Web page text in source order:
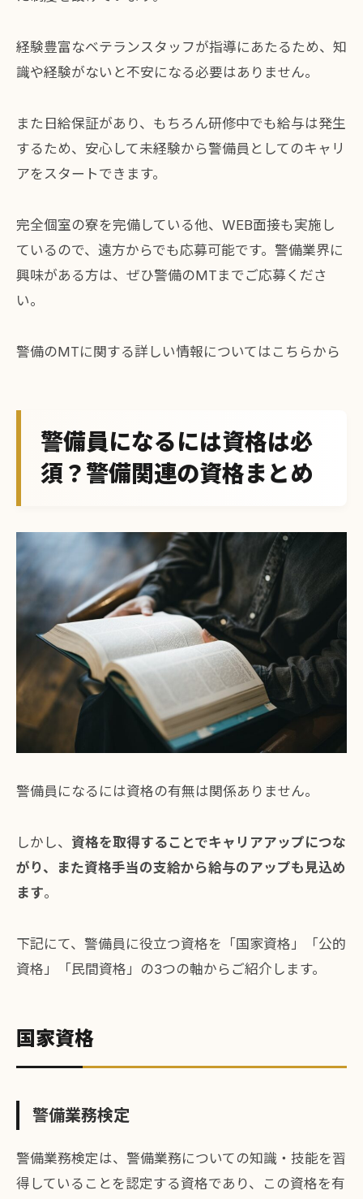
経験豊富なベテランスタッフが指導にあたるため、知
識や経験がないと不安になる必要はありません。
また日給保証があり、もちろん研修中でも給与は発生
するため、安心して未経験から警備員としてのキャリ
アをスタートできます。
完全個室の寮を完備している他、WEB面接も実施し
ているので、遠方からでも応募可能です。警備業界に
興味がある方は、ぜひ警備のMTまでご応募くださ
い。
警備のMTに関する詳しい情報については こちらから
警備員になるには資格は必
須？警備関連の資格まとめ
警備員になるには資格の有無は関係ありません。
しかし、 資格を取得することでキャリアアップにつな
がり、また資格手当の支給から給与のアップも見込め
ます。
下記にて、警備員に役立つ資格を「国家資格」「公的
資格」「民間資格」の3つの軸からご紹介します。
国家資格
警備業務検定
警備業務検定は、警備業務についての知識・技能を習
得していることを認定する資格であり、この資格を有